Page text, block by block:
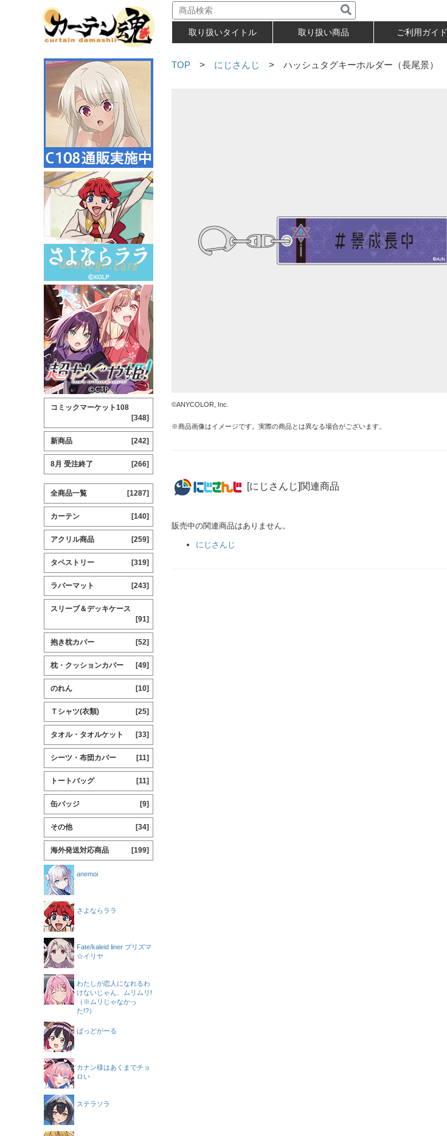
取り扱いタイトル 取り扱い商品 ご利用ガイド
TOP > にじさんじ > ハッシュタグキーホルダー（長尾景）
©ANYCOLOR, Inc.
※商品画像はイメージです。実際の商品とは異なる場合がございます。
[にじさんじ]関連商品
販売中の関連商品はありません。
にじさんじ
コミックマーケット108
[348]
新商品 [242]
8月 受注終了 [266]
全商品一覧 [1287]
カーテン [140]
アクリル商品 [259]
タペストリー [319]
ラバーマット [243]
スリーブ＆デッキケース
[91]
抱き枕カバー [52]
枕・クッションカバー [49]
のれん [10]
Ｔシャツ(衣類) [25]
タオル・タオルケット [33]
シーツ・布団カバー [11]
トートバッグ [11]
缶バッジ [9]
その他 [34]
海外発送対応商品 [199]
anemoi
さよならララ
Fate/kaleid liner プリズマ
☆イリヤ
わたしが恋人になれるわ
けないじゃん、ムリムリ!
（※ムリじゃなかっ
た!?）
ばっどがーる
カナン様はあくまでチョ
ロい
ステラソラ